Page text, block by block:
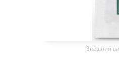
Внешний